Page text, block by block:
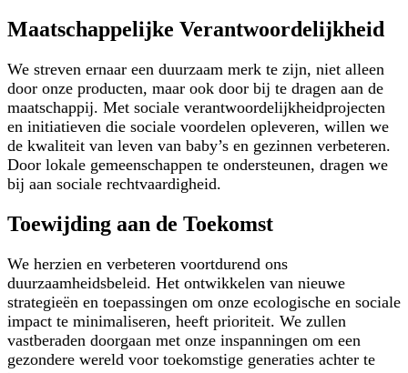
Maatschappelijke Verantwoordelijkheid
We streven ernaar een duurzaam merk te zijn, niet alleen
door onze producten, maar ook door bij te dragen aan de
maatschappij. Met sociale verantwoordelijkheidprojecten
en initiatieven die sociale voordelen opleveren, willen we
de kwaliteit van leven van baby’s en gezinnen verbeteren.
Door lokale gemeenschappen te ondersteunen, dragen we
bij aan sociale rechtvaardigheid.
Toewijding aan de Toekomst
We herzien en verbeteren voortdurend ons
duurzaamheidsbeleid. Het ontwikkelen van nieuwe
strategieën en toepassingen om onze ecologische en sociale
impact te minimaliseren, heeft prioriteit. We zullen
vastberaden doorgaan met onze inspanningen om een
gezondere wereld voor toekomstige generaties achter te